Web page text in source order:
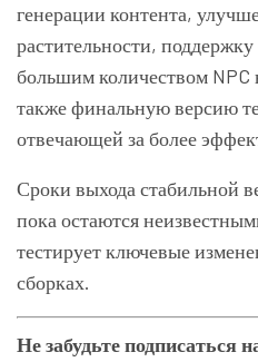
генерации контента,
растительности,
большим количеством NPC
также финальную версию
отвечающей за более
Сроки выхода стабильной
пока остаются
тестирует ключевые
сборках.
Не забудьте подписаться